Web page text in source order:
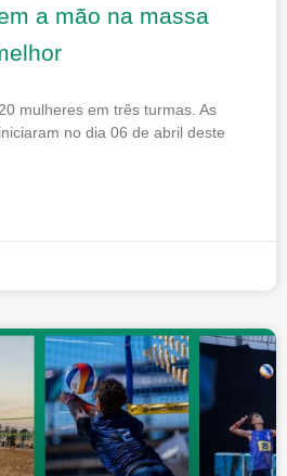
a mão na massa
mulheres em três turmas. As
no dia 06 de abril deste